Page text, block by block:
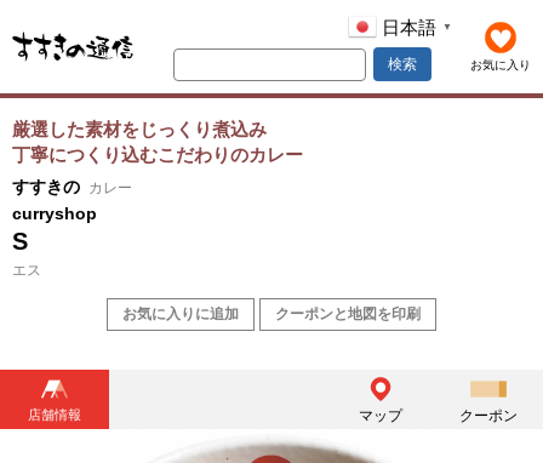
お気に入り
日本語 ▼
検索
厳選した素材をじっくり煮込み
丁寧につくり込むこだわりのカレー
すすきの カレー
curryshop
S
エス
お気に入りに追加 クーポンと地図を印刷
店舗情報 マップ クーポン